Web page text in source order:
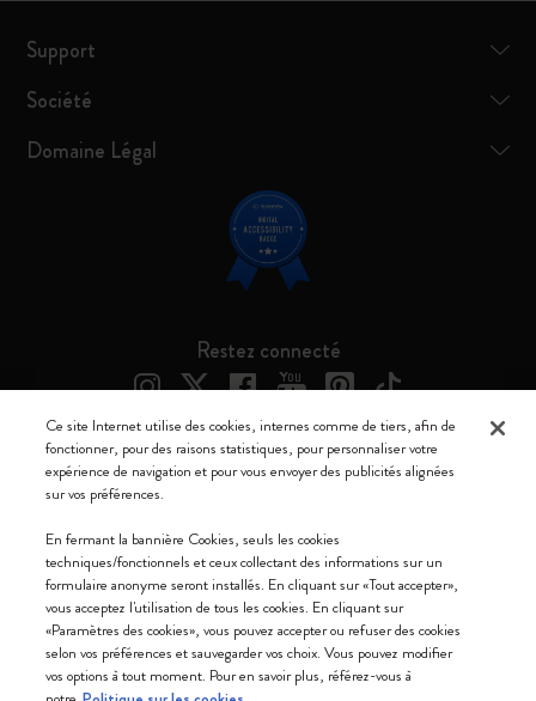
Support
Société
Domaine Légal
Restez connecté
Nous acceptons
Moleskine ® est une marque enregistrée de Moleskine Srl a socio unico
Italia - P. IVA / CCIAA n. 07234480965 - REA MI 1945400 - Cap.
Soc. €2.181.513,42
Ce site Internet utilise des cookies, internes comme de tiers, afin de
fonctionner, pour des raisons statistiques, pour personnaliser votre
expérience de navigation et pour vous envoyer des publicités alignées
sur vos préférences.
En fermant la bannière Cookies, seuls les cookies
techniques/fonctionnels et ceux collectant des informations sur un
formulaire anonyme seront installés. En cliquant sur «Tout accepter»,
vous acceptez l'utilisation de tous les cookies. En cliquant sur
«Paramètres des cookies», vous pouvez accepter ou refuser des cookies
selon vos préférences et sauvegarder vos choix. Vous pouvez modifier
vos options à tout moment. Pour en savoir plus, référez-vous à